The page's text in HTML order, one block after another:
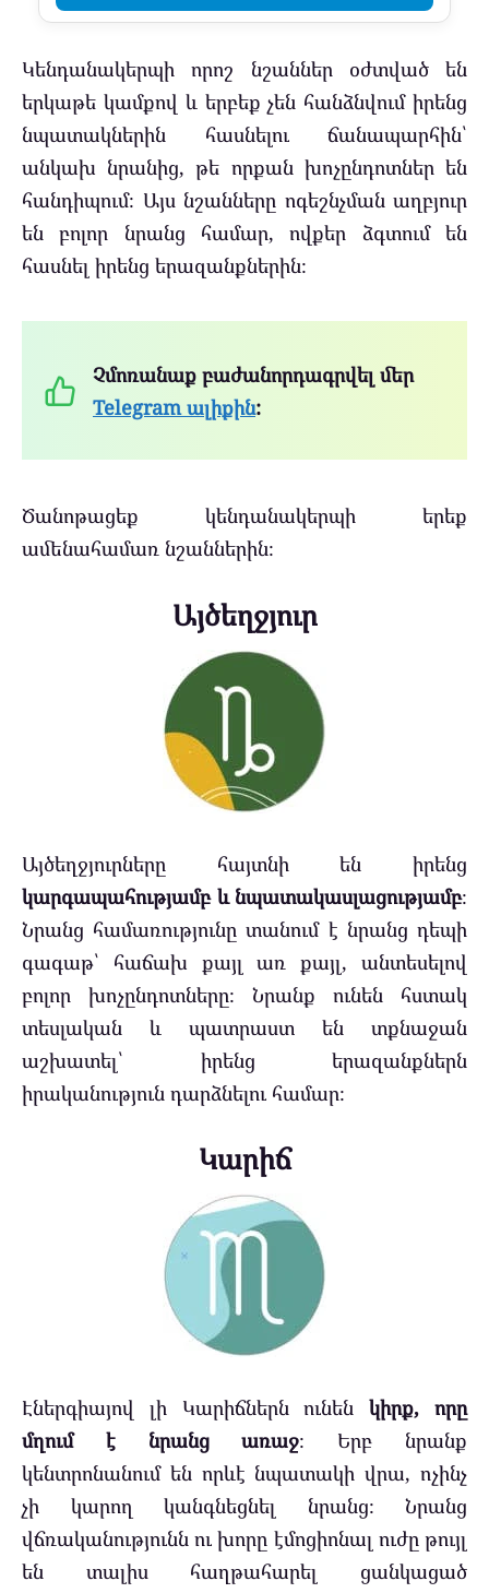
Կենդանակերպի որոշ նշաններ օժտված են
երկաթե կամքով և երբեք չեն հանձնվում իրենց
նպատակներին հասնելու ճանապարհին՝
անկախ նրանից, թե որքան խոչընդոտներ են
հանդիպում։ Այս նշանները ոգեշնչման աղբյուր
են բոլոր նրանց համար, ովքեր ձգտում են
հասնել իրենց երազանքներին։
Չմոռանաք բաժանորդագրվել մեր
Telegram ալիքին:
Ծանոթացեք կենդանակերպի երեք
ամենահամառ նշաններին։
Այծեղջյուր
Այծեղջյուրները հայտնի են իրենց
կարգապահությամբ և նպատակասլացությամբ։
Նրանց համառությունը տանում է նրանց դեպի
գագաթ՝ հաճախ քայլ առ քայլ, անտեսելով
բոլոր խոչընդոտները։ Նրանք ունեն հստակ
տեսլական և պատրաստ են տքնաջան
աշխատել՝ իրենց երազանքներն
իրականություն դարձնելու համար։
Կարիճ
Էներգիայով լի Կարիճներն ունենկիրք, որը
մղում է նրանց առաջ։ Երբ նրանք
կենտրոնանում են որևէ նպատակի վրա, ոչինչ
չի կարող կանգնեցնել նրանց։ Նրանց
վճռականությունն ու խորը էմոցիոնալ ուժը թույլ
են տալիս հաղթահարել ցանկացած